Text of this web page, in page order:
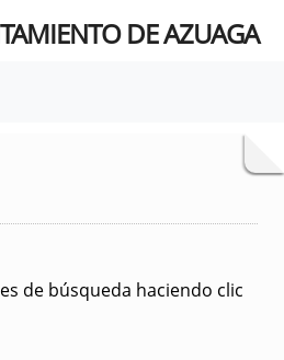
DE AZUAGA
de búsqueda haciendo clic